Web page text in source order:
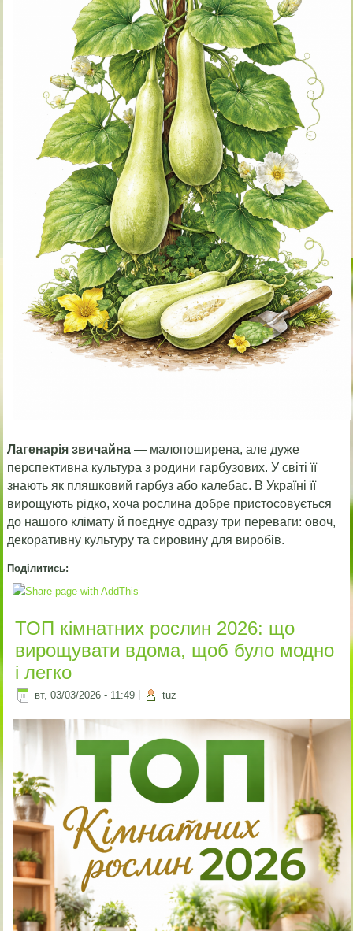
Лагенарія звичайна — малопоширена, але дуже
перспективна культура з родини гарбузових. У світі її
знають як пляшковий гарбуз або калебас. В Україні її
вирощують рідко, хоча рослина добре пристосовується
до нашого клімату й поєднує одразу три переваги: овоч,
декоративну культуру та сировину для виробів.
Поділитись:
ТОП кімнатних рослин 2026: що
вирощувати вдома, щоб було модно
і легко
вт, 03/03/2026 - 11:49 tuz